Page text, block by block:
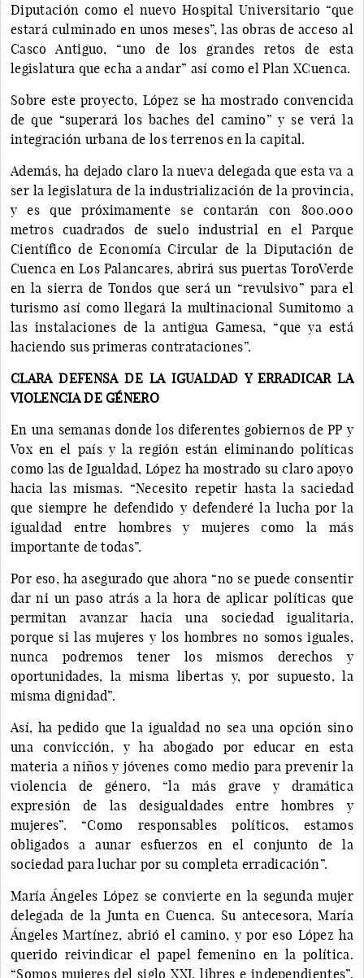
Diputación como el nuevo Hospital Universitario “que
estará culminado en unos meses”, las obras de acceso al
Casco Antiguo, “uno de los grandes retos de esta
legislatura que echa a andar” así como el Plan XCuenca.
Sobre este proyecto, López se ha mostrado convencida
de que “superará los baches del camino” y se verá la
integración urbana de los terrenos en la capital.
Además, ha dejado claro la nueva delegada que esta va a
ser la legislatura de la industrialización de la provincia,
y es que próximamente se contarán con 800.000
metros cuadrados de suelo industrial en el Parque
Científico de Economía Circular de la Diputación de
Cuenca en Los Palancares, abrirá sus puertas ToroVerde
en la sierra de Tondos que será un “revulsivo” para el
turismo así como llegará la multinacional Sumitomo a
las instalaciones de la antigua Gamesa, “que ya está
haciendo sus primeras contrataciones”.
CLARA DEFENSA DE LA IGUALDAD Y ERRADICAR LA
VIOLENCIA DE GÉNERO
En una semanas donde los diferentes gobiernos de PP y
Vox en el país y la región están eliminando políticas
como las de Igualdad, López ha mostrado su claro apoyo
hacia las mismas. “Necesito repetir hasta la saciedad
que siempre he defendido y defenderé la lucha por la
igualdad entre hombres y mujeres como la más
importante de todas”.
Por eso, ha asegurado que ahora “no se puede consentir
dar ni un paso atrás a la hora de aplicar políticas que
permitan avanzar hacia una sociedad igualitaria,
porque si las mujeres y los hombres no somos iguales,
nunca podremos tener los mismos derechos y
oportunidades, la misma libertas y, por supuesto, la
misma dignidad”.
Así, ha pedido que la igualdad no sea una opción sino
una convicción, y ha abogado por educar en esta
materia a niños y jóvenes como medio para prevenir la
violencia de género, “la más grave y dramática
expresión de las desigualdades entre hombres y
mujeres”. “Como responsables políticos, estamos
obligados a aunar esfuerzos en el conjunto de la
sociedad para luchar por su completa erradicación”.
María Ángeles López se convierte en la segunda mujer
delegada de la Junta en Cuenca. Su antecesora, María
Ángeles Martínez, abrió el camino, y por eso López ha
querido reivindicar el papel femenino en la política.
“Somos mujeres del siglo XXI, libres e independientes”,